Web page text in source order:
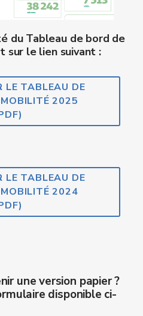
du Tableau de bord de
sur le lien suivant :
LE TABLEAU DE
2025
LE TABLEAU DE
2024
une version papier ?
disponible ci-